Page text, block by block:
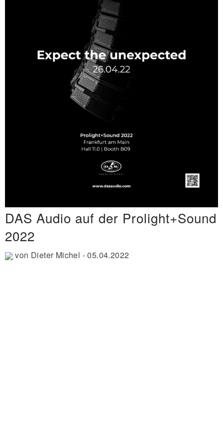
DAS Audio auf der Prolight+Sound
2022
von Dieter Michel -05.04.2022